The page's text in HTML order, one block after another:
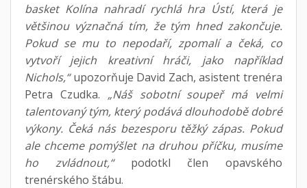
basket Kolína nahradí rychlá hra Ústí, která je
většinou význačná tím, že tým hned zakončuje.
Pokud se mu to nepodaří, zpomalí a čeká, co
vytvoří jejich kreativní hráči, jako například
Nichols,“upozorňuje David Zach, asistent trenéra
Petra Czudka. „Náš sobotní soupeř má velmi
talentovaný tým, který podává dlouhodobě dobré
výkony. Čeká nás bezesporu těžký zápas. Pokud
ale chceme pomýšlet na druhou příčku, musíme
ho zvládnout,“podotkl člen opavského
trenérského štábu.